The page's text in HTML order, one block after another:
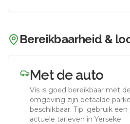
Bereikbaarheid &
Met de auto
Vis is goed bereikbaar met
omgeving zijn betaalde
beschikbaar. Tip: gebruik
actuele tarieven in Yerseke.